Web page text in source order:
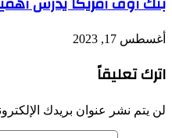
أغسطس 17, 2023
اترك تعليقاً
لن يتم نشر عنوان بريدك